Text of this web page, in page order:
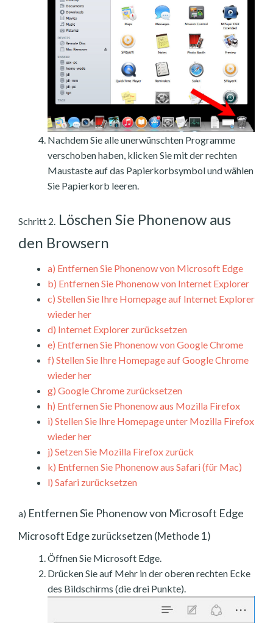
Nachdem Sie alle unerwünschten Programme
verschoben haben, klicken Sie mit der rechten
Maustaste auf das Papierkorbsymbol und wählen
Sie Papierkorb leeren.
Schritt 2. Löschen Sie Phonenow aus
den Browsern
a) Entfernen Sie Phonenow von Microsoft Edge
b) Entfernen Sie Phonenow von Internet Explorer
c) Stellen Sie Ihre Homepage auf Internet Explorer
wieder her
d) Internet Explorer zurücksetzen
e) Entfernen Sie Phonenow von Google Chrome
f) Stellen Sie Ihre Homepage auf Google Chrome
wieder her
g) Google Chrome zurücksetzen
h) Entfernen Sie Phonenow aus Mozilla Firefox
i) Stellen Sie Ihre Homepage unter Mozilla Firefox
wieder her
j) Setzen Sie Mozilla Firefox zurück
k) Entfernen Sie Phonenow aus Safari (für Mac)
l) Safari zurücksetzen
a) Entfernen Sie Phonenow von Microsoft Edge
Microsoft Edge zurücksetzen (Methode 1)
Öffnen Sie Microsoft Edge.
Drücken Sie auf Mehr in der oberen rechten Ecke
des Bildschirms (die drei Punkte).